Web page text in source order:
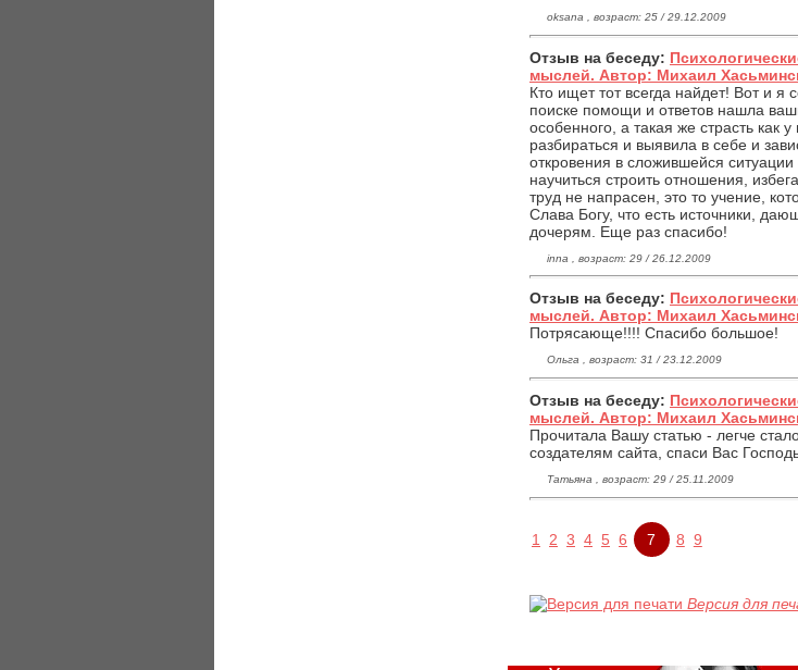
oksana , возраст: 25 / 29.12.2009
Отзыв на беседу:
мыслей. Автор: Михаил
Кто ищет тот всегда найдет! Вот и
поиске помощи и ответов нашла
особенного, а такая же страсть как
разбираться и выявила в себе и
откровения в сложившейся
научиться строить отношения,
труд не напрасен, это то учение,
Слава Богу, что есть источники,
дочерям. Еще раз спасибо!
inna , возраст: 29 / 26.12.2009
Отзыв на беседу:
мыслей. Автор: Михаил
Потрясающе!!!! Спасибо большое!
Ольга , возраст: 31 / 23.12.2009
Отзыв на беседу:
мыслей. Автор: Михаил
Прочитала Вашу статью - легче
создателям сайта, спаси Вас
Татьяна , возраст: 29 / 25.11.2009
1 2 3 4 5 6 7 8 9
Версия для